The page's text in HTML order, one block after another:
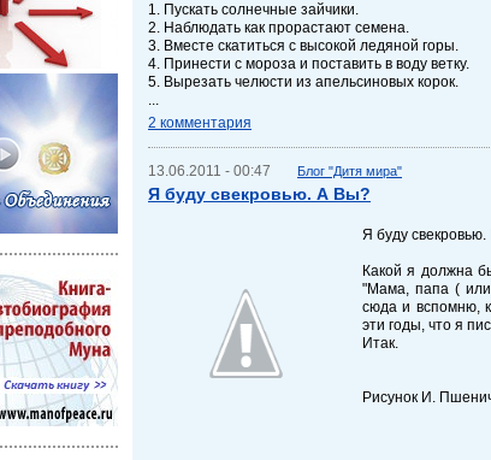
1. Пускать солнечные зайчики.
2. Наблюдать как прорастают семена.
3. Вместе скатиться с высокой ледяной горы.
4. Принести с мороза и поставить в воду ветку.
5. Вырезать челюсти из апельсиновых корок.
...
2 комментария
13.06.2011 - 00:47 Блог "Дитя мира"
Я буду свекровью. А Вы?
Я буду
Какой я должна
"Мама, папа ( или
сюда и вспомню,
эти годы, что я
Итак.
Рисунок И.